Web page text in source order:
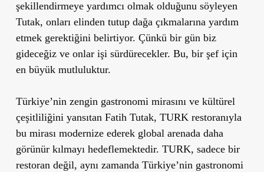
şekillendirmeye yardımcı olmak olduğunu söyleyen
Tutak, onları elinden tutup dağa çıkmalarına yardım
etmek gerektiğini belirtiyor. Çünkü bir gün biz
gideceğiz ve onlar işi sürdürecekler. Bu, bir şef için
en büyük mutluluktur.
Türkiye’nin zengin gastronomi mirasını ve kültürel
çeşitliliğini yansıtan Fatih Tutak, TURK restoranıyla
bu mirası modernize ederek global arenada daha
görünür kılmayı hedeflemektedir. TURK, sadece bir
restoran değil, aynı zamanda Türkiye’nin gastronomi